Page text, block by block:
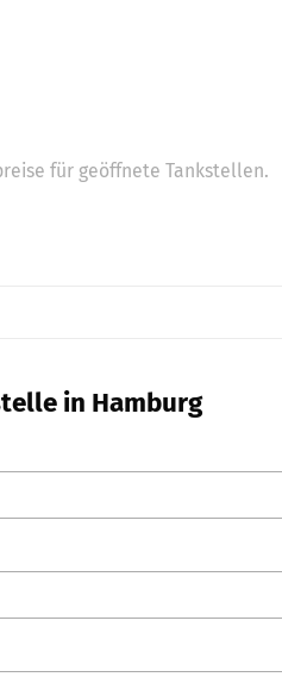
für geöffnete Tankstellen.
in Hamburg